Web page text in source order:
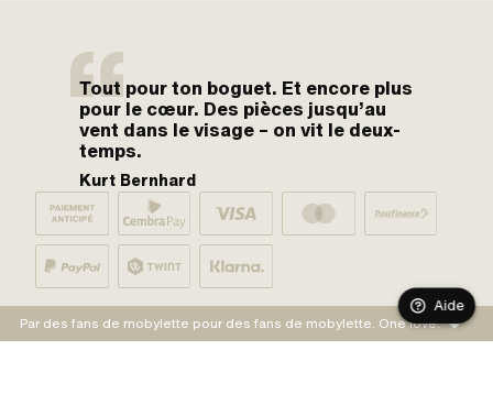
Tout pour ton boguet. Et encore plus
pour le cœur. Des pièces jusqu’au
vent dans le visage – on vit le deux-
temps.
Kurt Bernhard
Par des fans de mobylette pour des fans de mobylette. One love.
Aide